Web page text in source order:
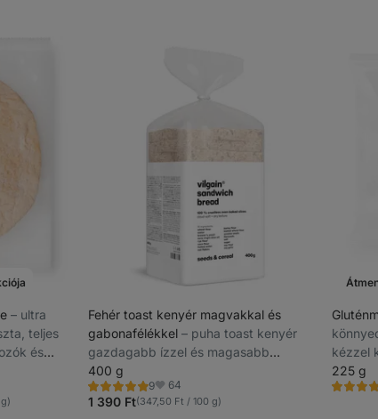
⁠–⁠ ultra
teljes
és
nélkül
Fehér toast kenyér magvakkal és
gabonafélékkel ⁠–⁠ puha toast kenyér
gazdagabb ízzel és magasabb
rosttartalommal, héj nélkül
400 g
9
Értékelés
4.9/5,
9
Kedvencek
64
1 390 Ft(347,50 Ft / 100 g)
kézzel
225 g
Értékelés